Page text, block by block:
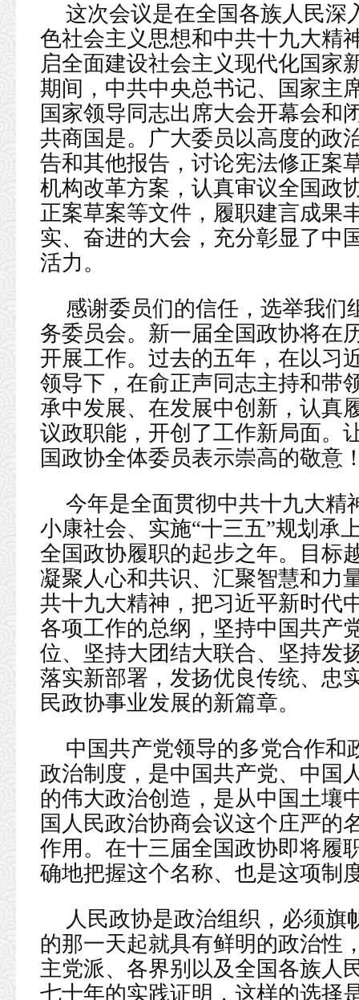
这次会议是在全国各族人民深
色社会主义思想和中共十九大精
启全面建设社会主义现代化国家
期间，中共中央总书记、国家主
国家领导同志出席大会开幕会和
共商国是。广大委员以高度的政
告和其他报告，讨论宪法修正案
机构改革方案，认真审议全国政
正案草案等文件，履职建言成果
实、奋进的大会，充分彰显了中
活力。
感谢委员们的信任，选举我们
务委员会。新一届全国政协将在
开展工作。过去的五年，在以习
领导下，在俞正声同志主持和带
承中发展、在发展中创新，认真
议政职能，开创了工作新局面。
国政协全体委员表示崇高的敬意
今年是全面贯彻中共十九大精
小康社会、实施“十三五”规划承
全国政协履职的起步之年。目标
凝聚人心和共识、汇聚智慧和力
共十九大精神，把习近平新时代
各项工作的总纲，坚持中国共产
位、坚持大团结大联合、坚持发
落实新部署，发扬优良传统、忠
民政协事业发展的新篇章。
中国共产党领导的多党合作和
政治制度，是中国共产党、中国
的伟大政治创造，是从中国土壤
国人民政治协商会议这个庄严的
作用。在十三届全国政协即将履
确地把握这个名称、也是这项制
人民政协是政治组织，必须
的那一天起就具有鲜明的政治性
主党派、各界别以及全国各族人
七十年的实践证明，这样的选择